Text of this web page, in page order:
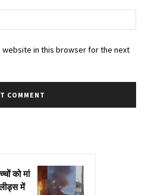
website in this browser for the next
को मां
में